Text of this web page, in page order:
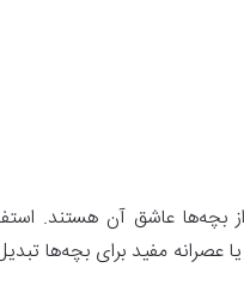
عاشق آن هستند.
عصرانه مفید برای بچه‌ها